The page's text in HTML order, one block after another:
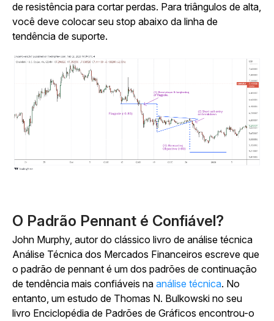
de resistência para cortar perdas. Para triângulos de alta,
você deve colocar seu stop abaixo da linha de
tendência de suporte.
O Padrão Pennant é Confiável?
John Murphy, autor do clássico livro de análise técnica
Análise Técnica dos Mercados Financeiros escreve que
o padrão de pennant é um dos padrões de continuação
de tendência mais confiáveis na análise técnica. No
entanto, um estudo de Thomas N. Bulkowski no seu
livro Enciclopédia de Padrões de Gráficos encontrou-o